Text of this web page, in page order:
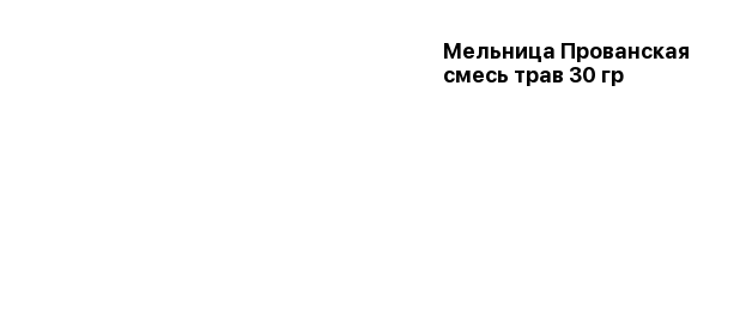
Мельница Прованская
смесь трав 30 гр